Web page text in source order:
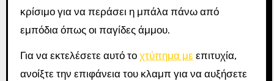
κρίσιμο για να περάσει η μπάλα πάνω από
εμπόδια όπως οι παγίδες άμμου.
Για να εκτελέσετε αυτό το χτύπημα με επιτυχία,
ανοίξτε την επιφάνεια του κλαμπ για να αυξήσετε